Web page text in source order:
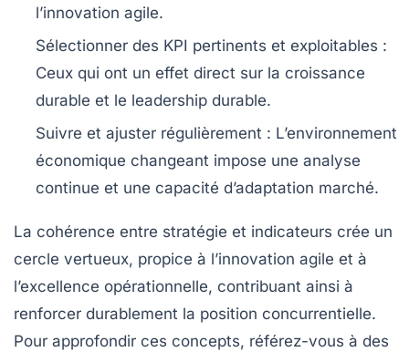
l’innovation agile.
Sélectionner des KPI pertinents et exploitables :
Ceux qui ont un effet direct sur la croissance
durable et le leadership durable.
Suivre et ajuster régulièrement : L’environnement
économique changeant impose une analyse
continue et une capacité d’adaptation marché.
La cohérence entre stratégie et indicateurs crée un
cercle vertueux, propice à l’innovation agile et à
l’excellence opérationnelle, contribuant ainsi à
renforcer durablement la position concurrentielle.
Pour approfondir ces concepts, référez-vous à des